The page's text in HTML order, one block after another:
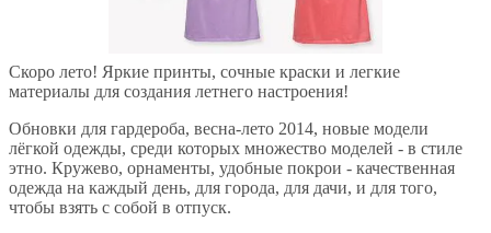
Скоро лето! Яркие принты, сочные краски и легкие
материалы для создания летнего настроения!
Обновки для гардероба, весна-лето 2014, новые модели
лёгкой одежды, среди которых множество моделей - в стиле
этно. Кружево, орнаменты, удобные покрои - качественная
одежда на каждый день, для города, для дачи, и для того,
чтобы взять с собой в отпуск.